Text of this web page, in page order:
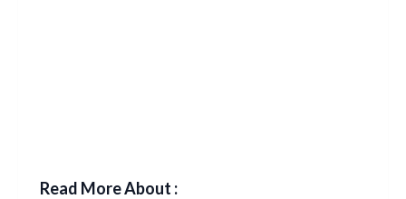
Read More About :